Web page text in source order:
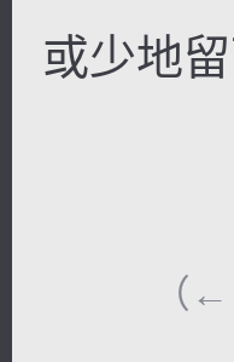
或少地
（